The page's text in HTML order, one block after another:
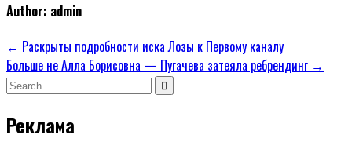
Author: admin
Навигация
по
← Раскрыты подробности иска Лозы к Первому каналу
Больше не Алла Борисовна — Пугачева затеяла ребрендинг →
Search
Реклама